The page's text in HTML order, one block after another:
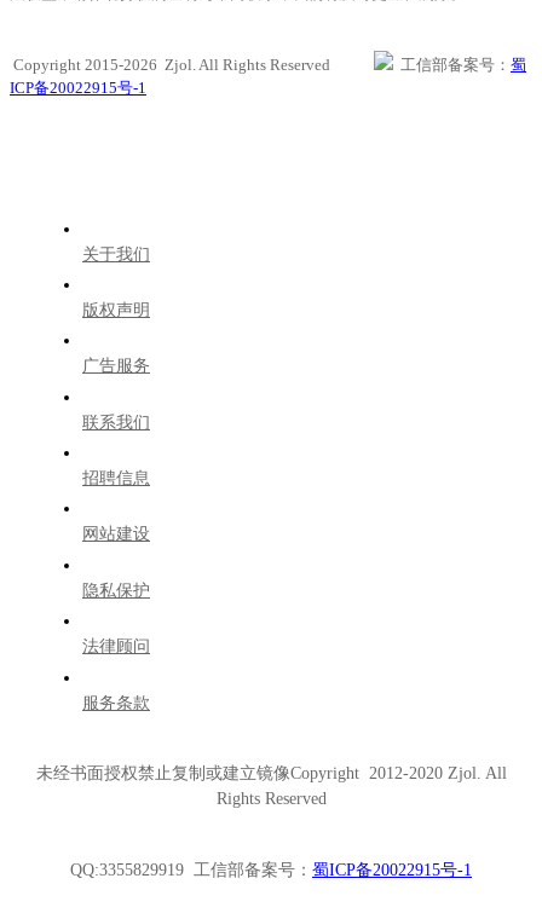
Copyright 2015-2026 Zjol. All Rights Reserved 工信部备案号： 蜀
ICP备20022915号-1
关于我们
版权声明
广告服务
联系我们
招聘信息
网站建设
隐私保护
法律顾问
服务条款
未经书面授权禁止复制或建立镜像Copyright 2012-2020 Zjol. All
Rights Reserved
QQ:3355829919 工信部备案号： 蜀ICP备20022915号-1